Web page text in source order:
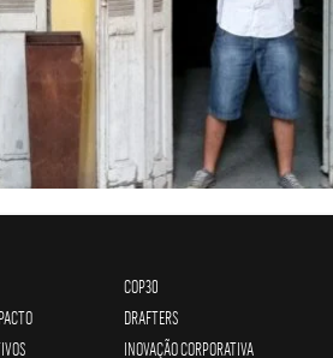
COP30
DRAFTERS
INOVAÇÃO CORPORATIVA